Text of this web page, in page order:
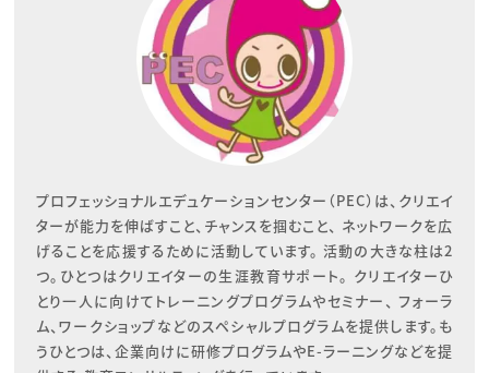
プロフェッショナルエデュケーションセンター（PEC）は、クリエイ
ターが能力を伸ばすこと、チャンスを掴むこと、 ネットワークを広
げることを応援するために活動しています。 活動の大きな柱は2
つ。ひとつはクリエイターの生涯教育サポート。 クリエイターひ
とり一人に向けてトレーニングプログラムやセミナー、 フォーラ
ム、ワークショップなどのスペシャルプログラムを提供します。も
うひとつは、企業向けに研修プログラムやE-ラーニングなどを提